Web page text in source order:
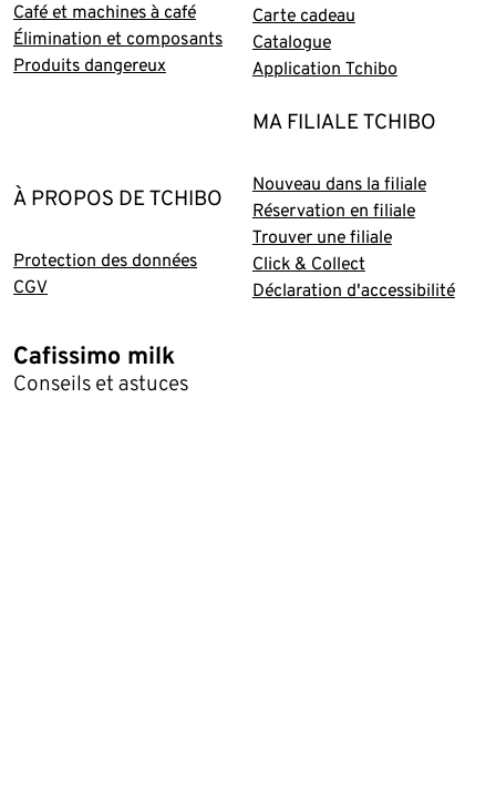
Café et machines à café
Élimination et composants
Produits dangereux
Carte cadeau
Catalogue
Application Tchibo
À PROPOS DE TCHIBO
Protection des données
CGV
MA FILIALE TCHIBO
Nouveau dans la filiale
Réservation en filiale
Trouver une filiale
Click & Collect
Déclaration d'accessibilité
Cafissimo milk
Conseils et astuces